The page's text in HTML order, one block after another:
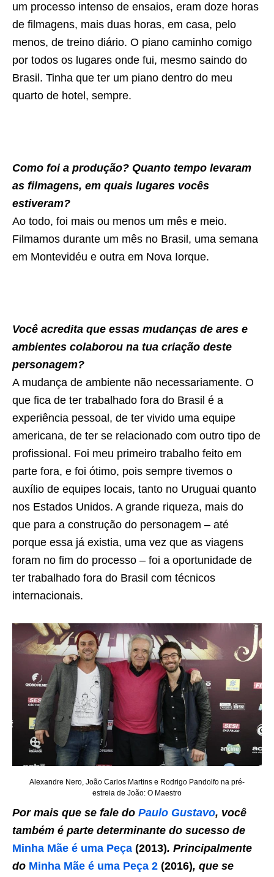
um processo intenso de ensaios, eram doze horas
de filmagens, mais duas horas, em casa, pelo
menos, de treino diário. O piano caminho comigo
por todos os lugares onde fui, mesmo saindo do
Brasil. Tinha que ter um piano dentro do meu
quarto de hotel, sempre.
Como foi a produção? Quanto tempo levaram
as filmagens, em quais lugares vocês
estiveram?
Ao todo, foi mais ou menos um mês e meio.
Filmamos durante um mês no Brasil, uma semana
em Montevidéu e outra em Nova Iorque.
Você acredita que essas mudanças de ares e
ambientes colaborou na tua criação deste
personagem?
A mudança de ambiente não necessariamente. O
que fica de ter trabalhado fora do Brasil é a
experiência pessoal, de ter vivido uma equipe
americana, de ter se relacionado com outro tipo de
profissional. Foi meu primeiro trabalho feito em
parte fora, e foi ótimo, pois sempre tivemos o
auxílio de equipes locais, tanto no Uruguai quanto
nos Estados Unidos. A grande riqueza, mais do
que para a construção do personagem – até
porque essa já existia, uma vez que as viagens
foram no fim do processo – foi a oportunidade de
ter trabalhado fora do Brasil com técnicos
internacionais.
Alexandre Nero, João Carlos Martins e Rodrigo Pandolfo na pré-
estreia de João: O Maestro
Por mais que se fale do Paulo Gustavo, você
também é parte determinante do sucesso de
Minha Mãe é uma Peça (2013). Principalmente
do Minha Mãe é uma Peça 2 (2016), que se